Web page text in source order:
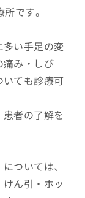
です。
い手足の変
痛み・しび
ても診療可
者の了解を
ついては、
ん引・ホッ